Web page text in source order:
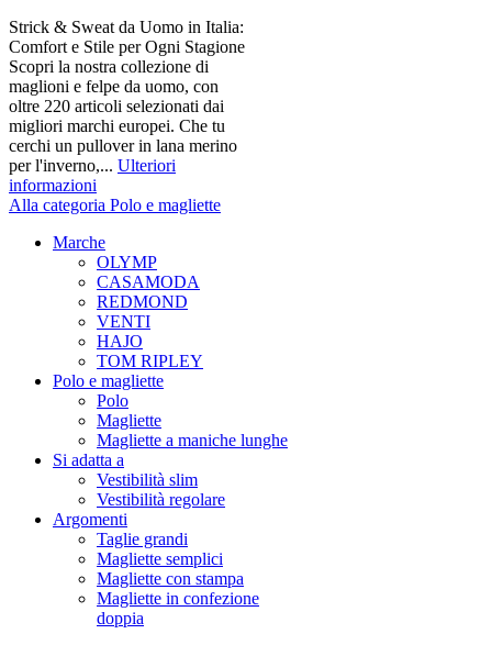
Strick & Sweat da Uomo in Italia:
Comfort e Stile per Ogni Stagione
Scopri la nostra collezione di
maglioni e felpe da uomo, con
oltre 220 articoli selezionati dai
migliori marchi europei. Che tu
cerchi un pullover in lana merino
per l'inverno,... Ulteriori
informazioni
Alla categoria Polo e magliette
Marche
OLYMP
CASAMODA
REDMOND
VENTI
HAJO
TOM RIPLEY
Polo e magliette
Polo
Magliette
Magliette a maniche lunghe
Si adatta a
Vestibilità slim
Vestibilità regolare
Argomenti
Taglie grandi
Magliette semplici
Magliette con stampa
Magliette in confezione
doppia